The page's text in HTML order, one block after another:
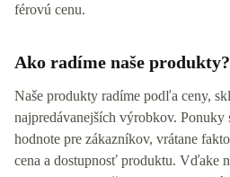
férovú cenu.
Ako radíme naše produkty?
Naše produkty radíme podľa ceny,
najpredávanejších výrobkov. Ponuky
hodnote pre zákazníkov, vrátane
cena a dostupnosť produktu. Vďake